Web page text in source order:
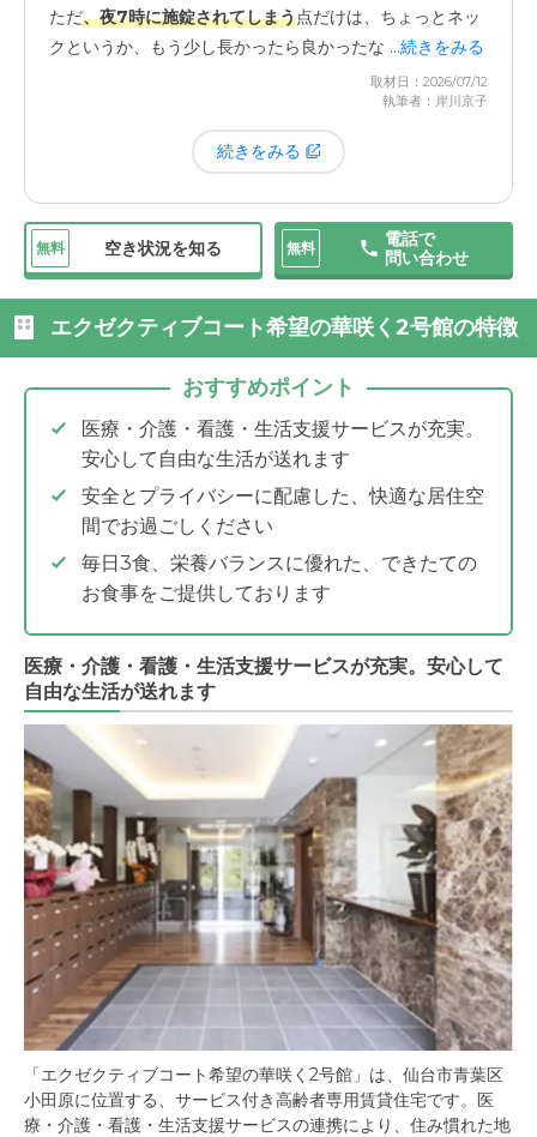
ただ、夜7時に施錠されてしまう点だけは、ちょっとネッ
クというか、もう少し長かったら良かったなと思っていま
す。施設の方から「トイレ掃除の洗剤がないですよ」など
と連絡をいただくことがあるのですが、週末に予定があっ
て行けない時に、仕事が終わってから届けたくても7時だ
とどうしても間に合わないんです。
サ高住のなかには24時間鍵が開いていていつでもどう
ぞ、というところもあるっぽいことを後から知ったので、
そこがもうちょっとだなと思う部分です。
...続きをみる
取材日：2026/07/12
執筆者：岸川京子
続きをみる
無料 空き状況を知る 無料
電話で
問い合わせ
エクゼクティブコート希望の華咲く2号館の特徴
おすすめポイント
医療・介護・看護・生活支援サービスが充実。
安心して自由な生活が送れます
安全とプライバシーに配慮した、快適な居住空
間でお過ごしください
毎日3食、栄養バランスに優れた、できたての
お食事をご提供しております
医療・介護・看護・生活支援サービスが充実。安心して
自由な生活が送れます
「エクゼクティブコート希望の華咲く2号館」は、仙台市青葉区
小田原に位置する、サービス付き高齢者専用賃貸住宅です。医
療・介護・看護・生活支援サービスの連携により、住み慣れた地